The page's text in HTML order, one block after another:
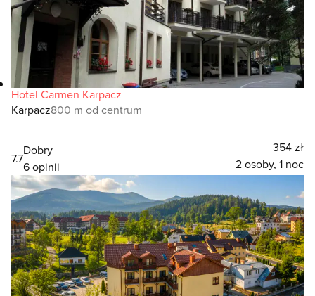
Hotel Carmen Karpacz
Karpacz800 m od centrum
7.7
Dobry
6 opinii
354 zł
2 osoby, 1 noc